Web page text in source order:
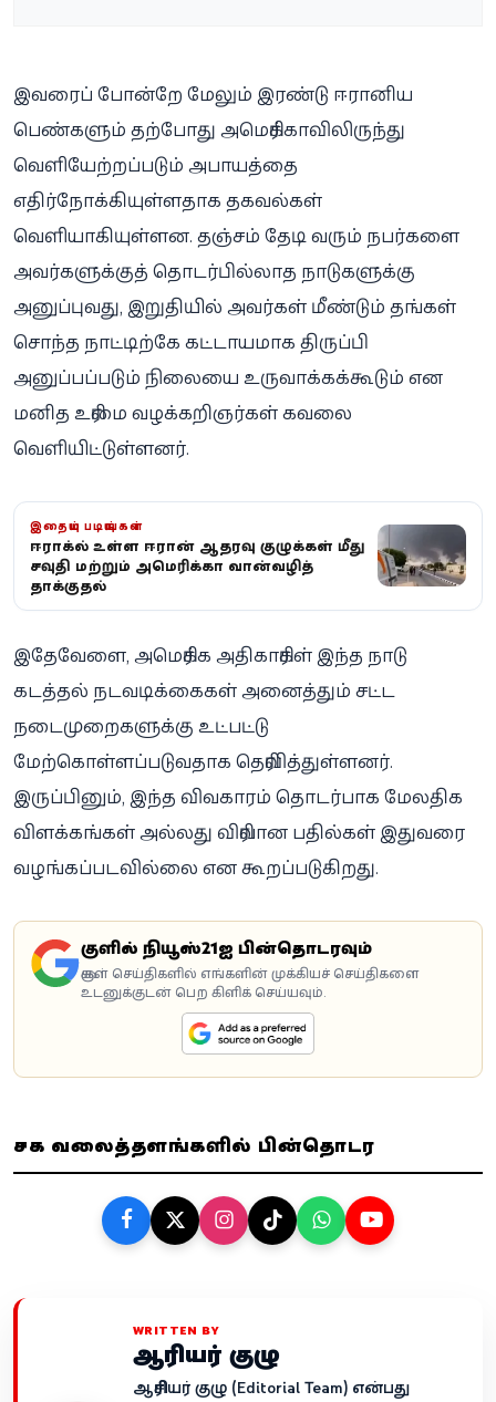
இவரைப் போன்றே மேலும் இரண்டு ஈரானிய
பெண்களும் தற்போது அமெரிக்காவிலிருந்து
வெளியேற்றப்படும் அபாயத்தை
எதிர்நோக்கியுள்ளதாக தகவல்கள்
வெளியாகியுள்ளன. தஞ்சம் தேடி வரும் நபர்களை
அவர்களுக்குத் தொடர்பில்லாத நாடுகளுக்கு
அனுப்புவது, இறுதியில் அவர்கள் மீண்டும் தங்கள்
சொந்த நாட்டிற்கே கட்டாயமாக திருப்பி
அனுப்பப்படும் நிலையை உருவாக்கக்கூடும் என
மனித உரிமை வழக்கறிஞர்கள் கவலை
வெளியிட்டுள்ளனர்.
இதையும் படியுங்கள்
ஈராக்கில் உள்ள ஈரான் ஆதரவு குழுக்கள் மீது
சவுதி மற்றும் அமெரிக்கா வான்வழித்
தாக்குதல்
இதேவேளை, அமெரிக்க அதிகாரிகள் இந்த நாடு
கடத்தல் நடவடிக்கைகள் அனைத்தும் சட்ட
நடைமுறைகளுக்கு உட்பட்டு
மேற்கொள்ளப்படுவதாக தெரிவித்துள்ளனர்.
இருப்பினும், இந்த விவகாரம் தொடர்பாக மேலதிக
விளக்கங்கள் அல்லது விரிவான பதில்கள் இதுவரை
வழங்கப்படவில்லை என கூறப்படுகிறது.
கூகுளில் நியூஸ்21ஐ பின்தொடரவும்
கூகுள் செய்திகளில் எங்களின் முக்கியச் செய்திகளை
உடனுக்குடன் பெற கிளிக் செய்யவும்.
சமூக வலைத்தளங்களில் பின்தொடர
WRITTEN BY
ஆசிரியர் குழு
ஆசிரியர் குழு (Editorial Team) என்பது